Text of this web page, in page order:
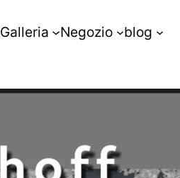
Galleria Negozio blog